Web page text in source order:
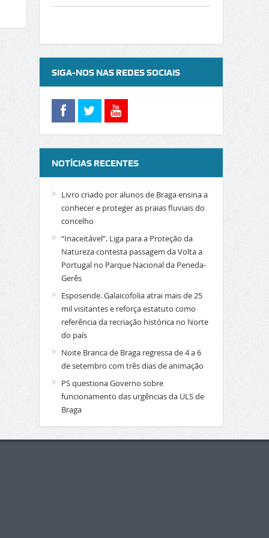
SIGA-NOS NAS REDES SOCIAIS
NOTÍCIAS RECENTES
Livro criado por alunos de Braga ensina a
conhecer e proteger as praias fluviais do
concelho
“Inaceitável”. Liga para a Proteção da
Natureza contesta passagem da Volta a
Portugal no Parque Nacional da Peneda-
Gerês
Esposende. Galaicofolia atrai mais de 25
mil visitantes e reforça estatuto como
referência da recriação histórica no Norte
do país
Noite Branca de Braga regressa de 4 a 6
de setembro com três dias de animação
PS questiona Governo sobre
funcionamento das urgências da ULS de
Braga